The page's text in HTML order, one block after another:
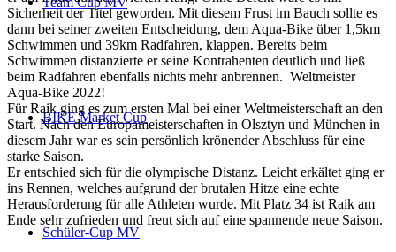
BIKE Market Cup
Schüler-Cup MV
Sicherheit der Titel geworden. Mit diesem Frust im Bauch sollte es
dann bei seiner zweiten Entscheidung, dem Aqua-Bike über 1,5km
Schwimmen und 39km Radfahren, klappen. Bereits beim
Schwimmen distanzierte er seine Kontrahenten deutlich und ließ
beim Radfahren ebenfalls nichts mehr anbrennen. Weltmeister
Aqua-Bike 2022!
Für Raik ging es zum ersten Mal bei einer Weltmeisterschaft an den
Start. Nach den Europameisterschaften in Olsztyn und München in
diesem Jahr war es sein persönlich krönender Abschluss für eine
starke Saison.
Er entschied sich für die olympische Distanz. Leicht erkältet ging er
ins Rennen, welches aufgrund der brutalen Hitze eine echte
Herausforderung für alle Athleten wurde. Mit Platz 34 ist Raik am
Ende sehr zufrieden und freut sich auf eine spannende neue Saison.